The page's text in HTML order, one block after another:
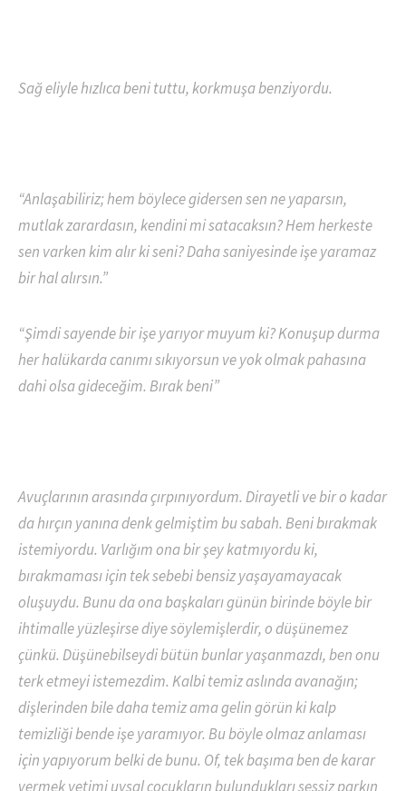
Sağ eliyle hızlıca beni tuttu, korkmuşa benziyordu.
“Anlaşabiliriz; hem böylece gidersen sen ne yaparsın,
mutlak zarardasın, kendini mi satacaksın? Hem herkeste
sen varken kim alır ki seni? Daha saniyesinde işe yaramaz
bir hal alırsın.”
“Şimdi sayende bir işe yarıyor muyum ki? Konuşup durma
her halükarda canımı sıkıyorsun ve yok olmak pahasına
dahi olsa gideceğim. Bırak beni”
Avuçlarının arasında çırpınıyordum. Dirayetli ve bir o kadar
da hırçın yanına denk gelmiştim bu sabah. Beni bırakmak
istemiyordu. Varlığım ona bir şey katmıyordu ki,
bırakmaması için tek sebebi bensiz yaşayamayacak
oluşuydu. Bunu da ona başkaları günün birinde böyle bir
ihtimalle yüzleşirse diye söylemişlerdir, o düşünemez
çünkü. Düşünebilseydi bütün bunlar yaşanmazdı, ben onu
terk etmeyi istemezdim. Kalbi temiz aslında avanağın;
dişlerinden bile daha temiz ama gelin görün ki kalp
temizliği bende işe yaramıyor. Bu böyle olmaz anlaması
için yapıyorum belki de bunu. Of, tek başıma ben de karar
vermek yetimi uysal çocukların bulundukları sessiz parkın